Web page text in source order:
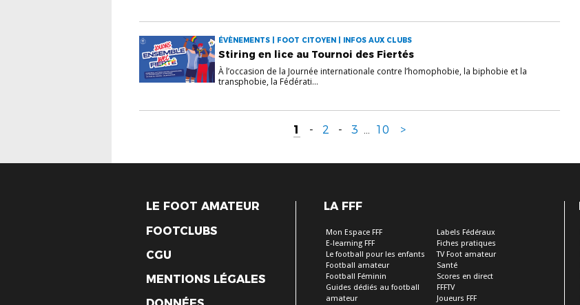
ÉVÈNEMENTS | FOOT CITOYEN | INFOS AUX CLUBS
Stiring en lice au Tournoi des Fiertés
À l’occasion de la Journée internationale contre l’homophobie, la biphobie et la
transphobie, la Fédérati...
1 - 2 - 3 ... 10 >
LE FOOT AMATEUR
FOOTCLUBS
CGU
MENTIONS LÉGALES
LA FFF
Mon Espace FFF
E-learning FFF
Le football pour les enfants
Football amateur
Football Féminin
Guides dédiés au football
amateur
Labels Fédéraux
Fiches pratiques
TV Foot amateur
Santé
Scores en direct
FFFTV
Joueurs FFF